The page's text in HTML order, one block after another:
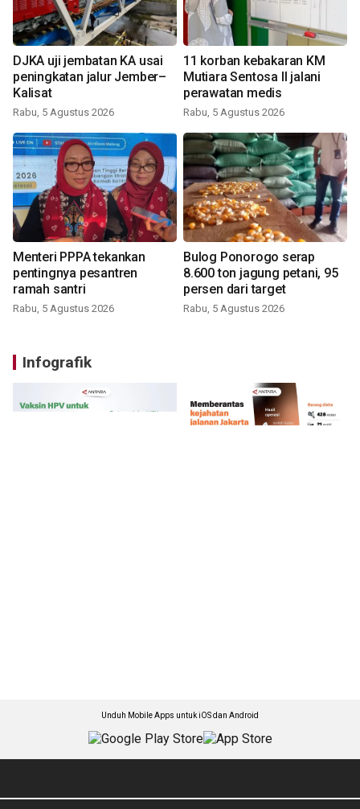
DJKA uji jembatan KA usai
peningkatan jalur Jember–
Kalisat
Rabu, 5 Agustus 2026
11 korban kebakaran KM
Mutiara Sentosa II jalani
perawatan medis
Rabu, 5 Agustus 2026
Menteri PPPA tekankan
pentingnya pesantren
ramah santri
Rabu, 5 Agustus 2026
Bulog Ponorogo serap
8.600 ton jagung petani, 95
persen dari target
Rabu, 5 Agustus 2026
Infografik
Unduh Mobile Apps untuk iOS dan Android